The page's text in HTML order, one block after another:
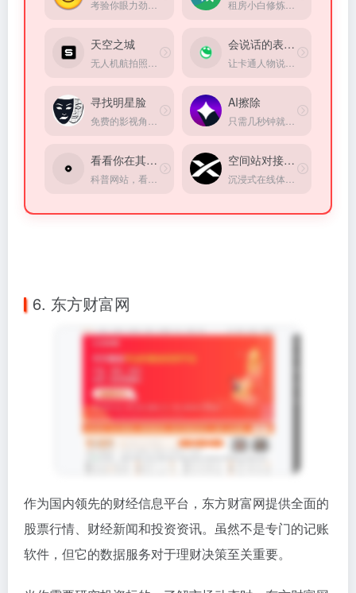
天空之城 会说话的表情包
寻找明星脸 AI擦除
看看你在其它星球的岁数 空间站对接模拟器
6. 东方财富网
作为国内领先的财经信息平台，东方财富网提供全面的
股票行情、财经新闻和投资资讯。虽然不是专门的记账
软件，但它的数据服务对于理财决策至关重要。